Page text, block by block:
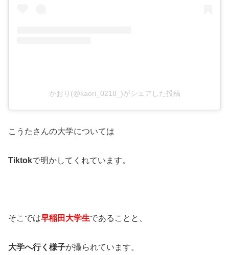
かおり(@kaori_0218_)がシェアした投稿
こうたさんの大学については
Tiktokで明かしてくれています。
そこでは早稲田大学生であることと、
大学へ行く様子が撮られています。